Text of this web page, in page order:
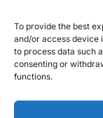
To provide the best
and/or access device
to process data such
consenting or
functions.